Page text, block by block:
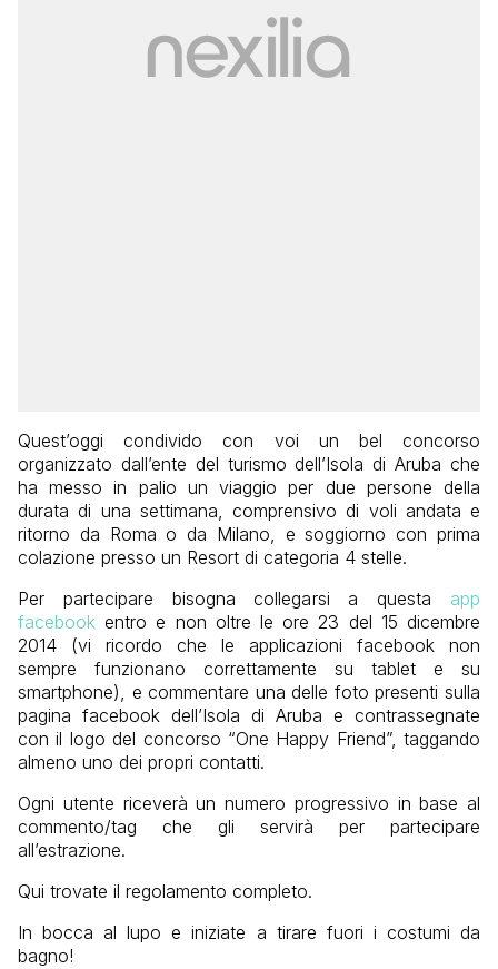
Quest’oggi condivido con voi un bel concorso
organizzato dall’ente del turismo dell’Isola di Aruba che
ha messo in palio un viaggio per due persone della
durata di una settimana, comprensivo di voli andata e
ritorno da Roma o da Milano, e soggiorno con prima
colazione presso un Resort di categoria 4 stelle.
Per partecipare bisogna collegarsi a questa app
facebook entro e non oltre le ore 23 del 15 dicembre
2014 (vi ricordo che le applicazioni facebook non
sempre funzionano correttamente su tablet e su
smartphone), e commentare una delle foto presenti sulla
pagina facebook dell’Isola di Aruba e contrassegnate
con il logo del concorso “One Happy Friend”, taggando
almeno uno dei propri contatti.
Ogni utente riceverà un numero progressivo in base al
commento/tag che gli servirà per partecipare
all’estrazione.
Qui trovate il regolamento completo.
In bocca al lupo e iniziate a tirare fuori i costumi da
bagno!